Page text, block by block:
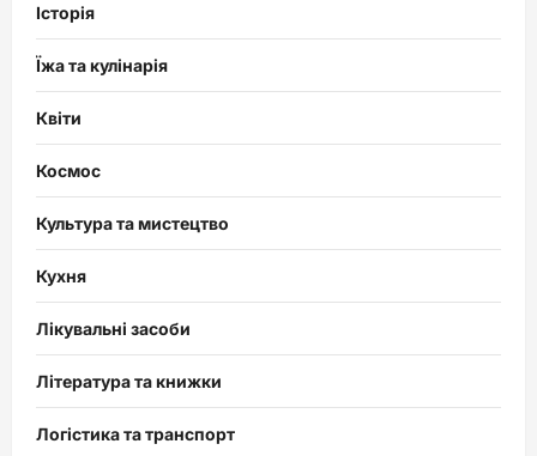
Історія
Їжа та кулінарія
Квіти
Космос
Культура та мистецтво
Кухня
Лікувальні засоби
Література та книжки
Логістика та транспорт